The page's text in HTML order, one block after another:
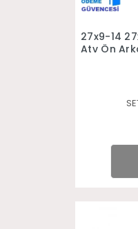
27x9-14
Atv Ön